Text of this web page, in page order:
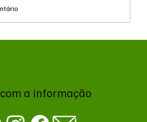
a informação